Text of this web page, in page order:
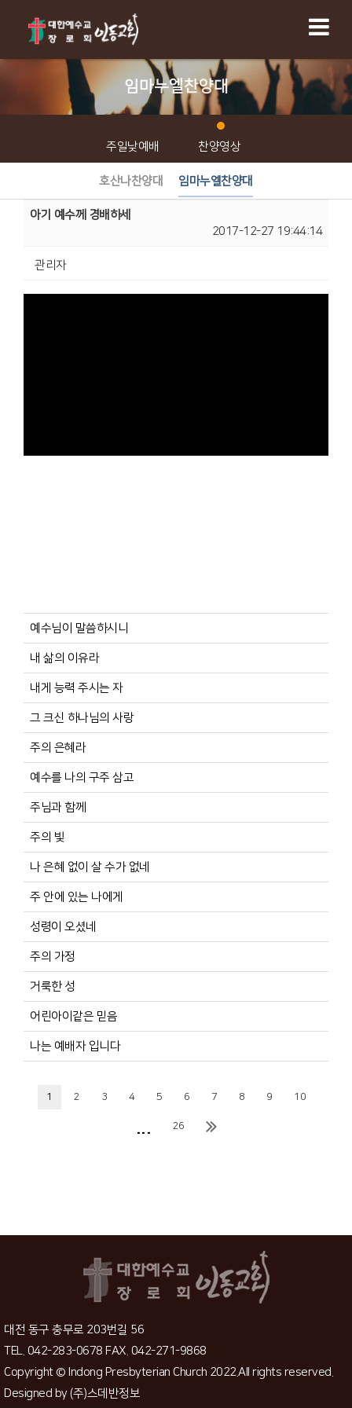
임마누엘찬양대
주일낮예배 찬양영상
호산나찬양대 임마누엘찬양대
아기 예수께 경배하세
2017-12-27 19:44:14
관리자
예수님이 말씀하시니
내 삶의 이유라
내게 능력 주시는 자
그 크신 하나님의 사랑
주의 은혜라
예수를 나의 구주 삼고
주님과 함께
주의 빛
나 은혜 없이 살 수가 없네
주 안에 있는 나에게
성령이 오셨네
주의 가정
거룩한 성
어린아이같은 믿음
나는 예배자 입니다
1 2 3 4 5 6 7 8 9 10
... 26
대전 동구 충무로 203번길 56
TEL. 042-283-0678 FAX. 042-271-9868
Copyright © Indong Presbyterian Church 2022.All rights reserved.
Designed by(주)스데반정보